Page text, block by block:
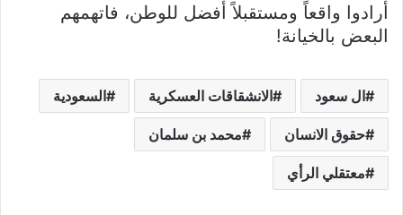
أرادوا واقعاً ومستقبلاً أفضل للوطن، فاتهمهم
البعض بالخيانة!
ال سعود الانشقاقات العسكرية السعودية
حقوق الانسان محمد بن سلمان
معتقلي الرأي